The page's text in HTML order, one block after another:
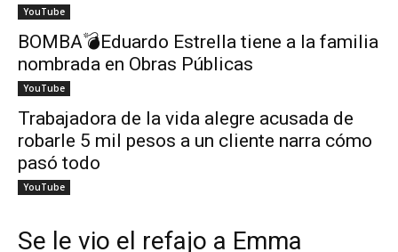
YouTube
BOMBA💣Eduardo Estrella tiene a la familia
nombrada en Obras Públicas
YouTube
Trabajadora de la vida alegre acusada de
robarle 5 mil pesos a un cliente narra cómo
pasó todo
YouTube
Se le vio el refajo a Emma